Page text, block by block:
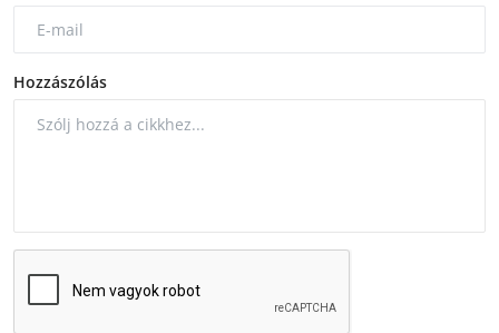
Hozzászólás